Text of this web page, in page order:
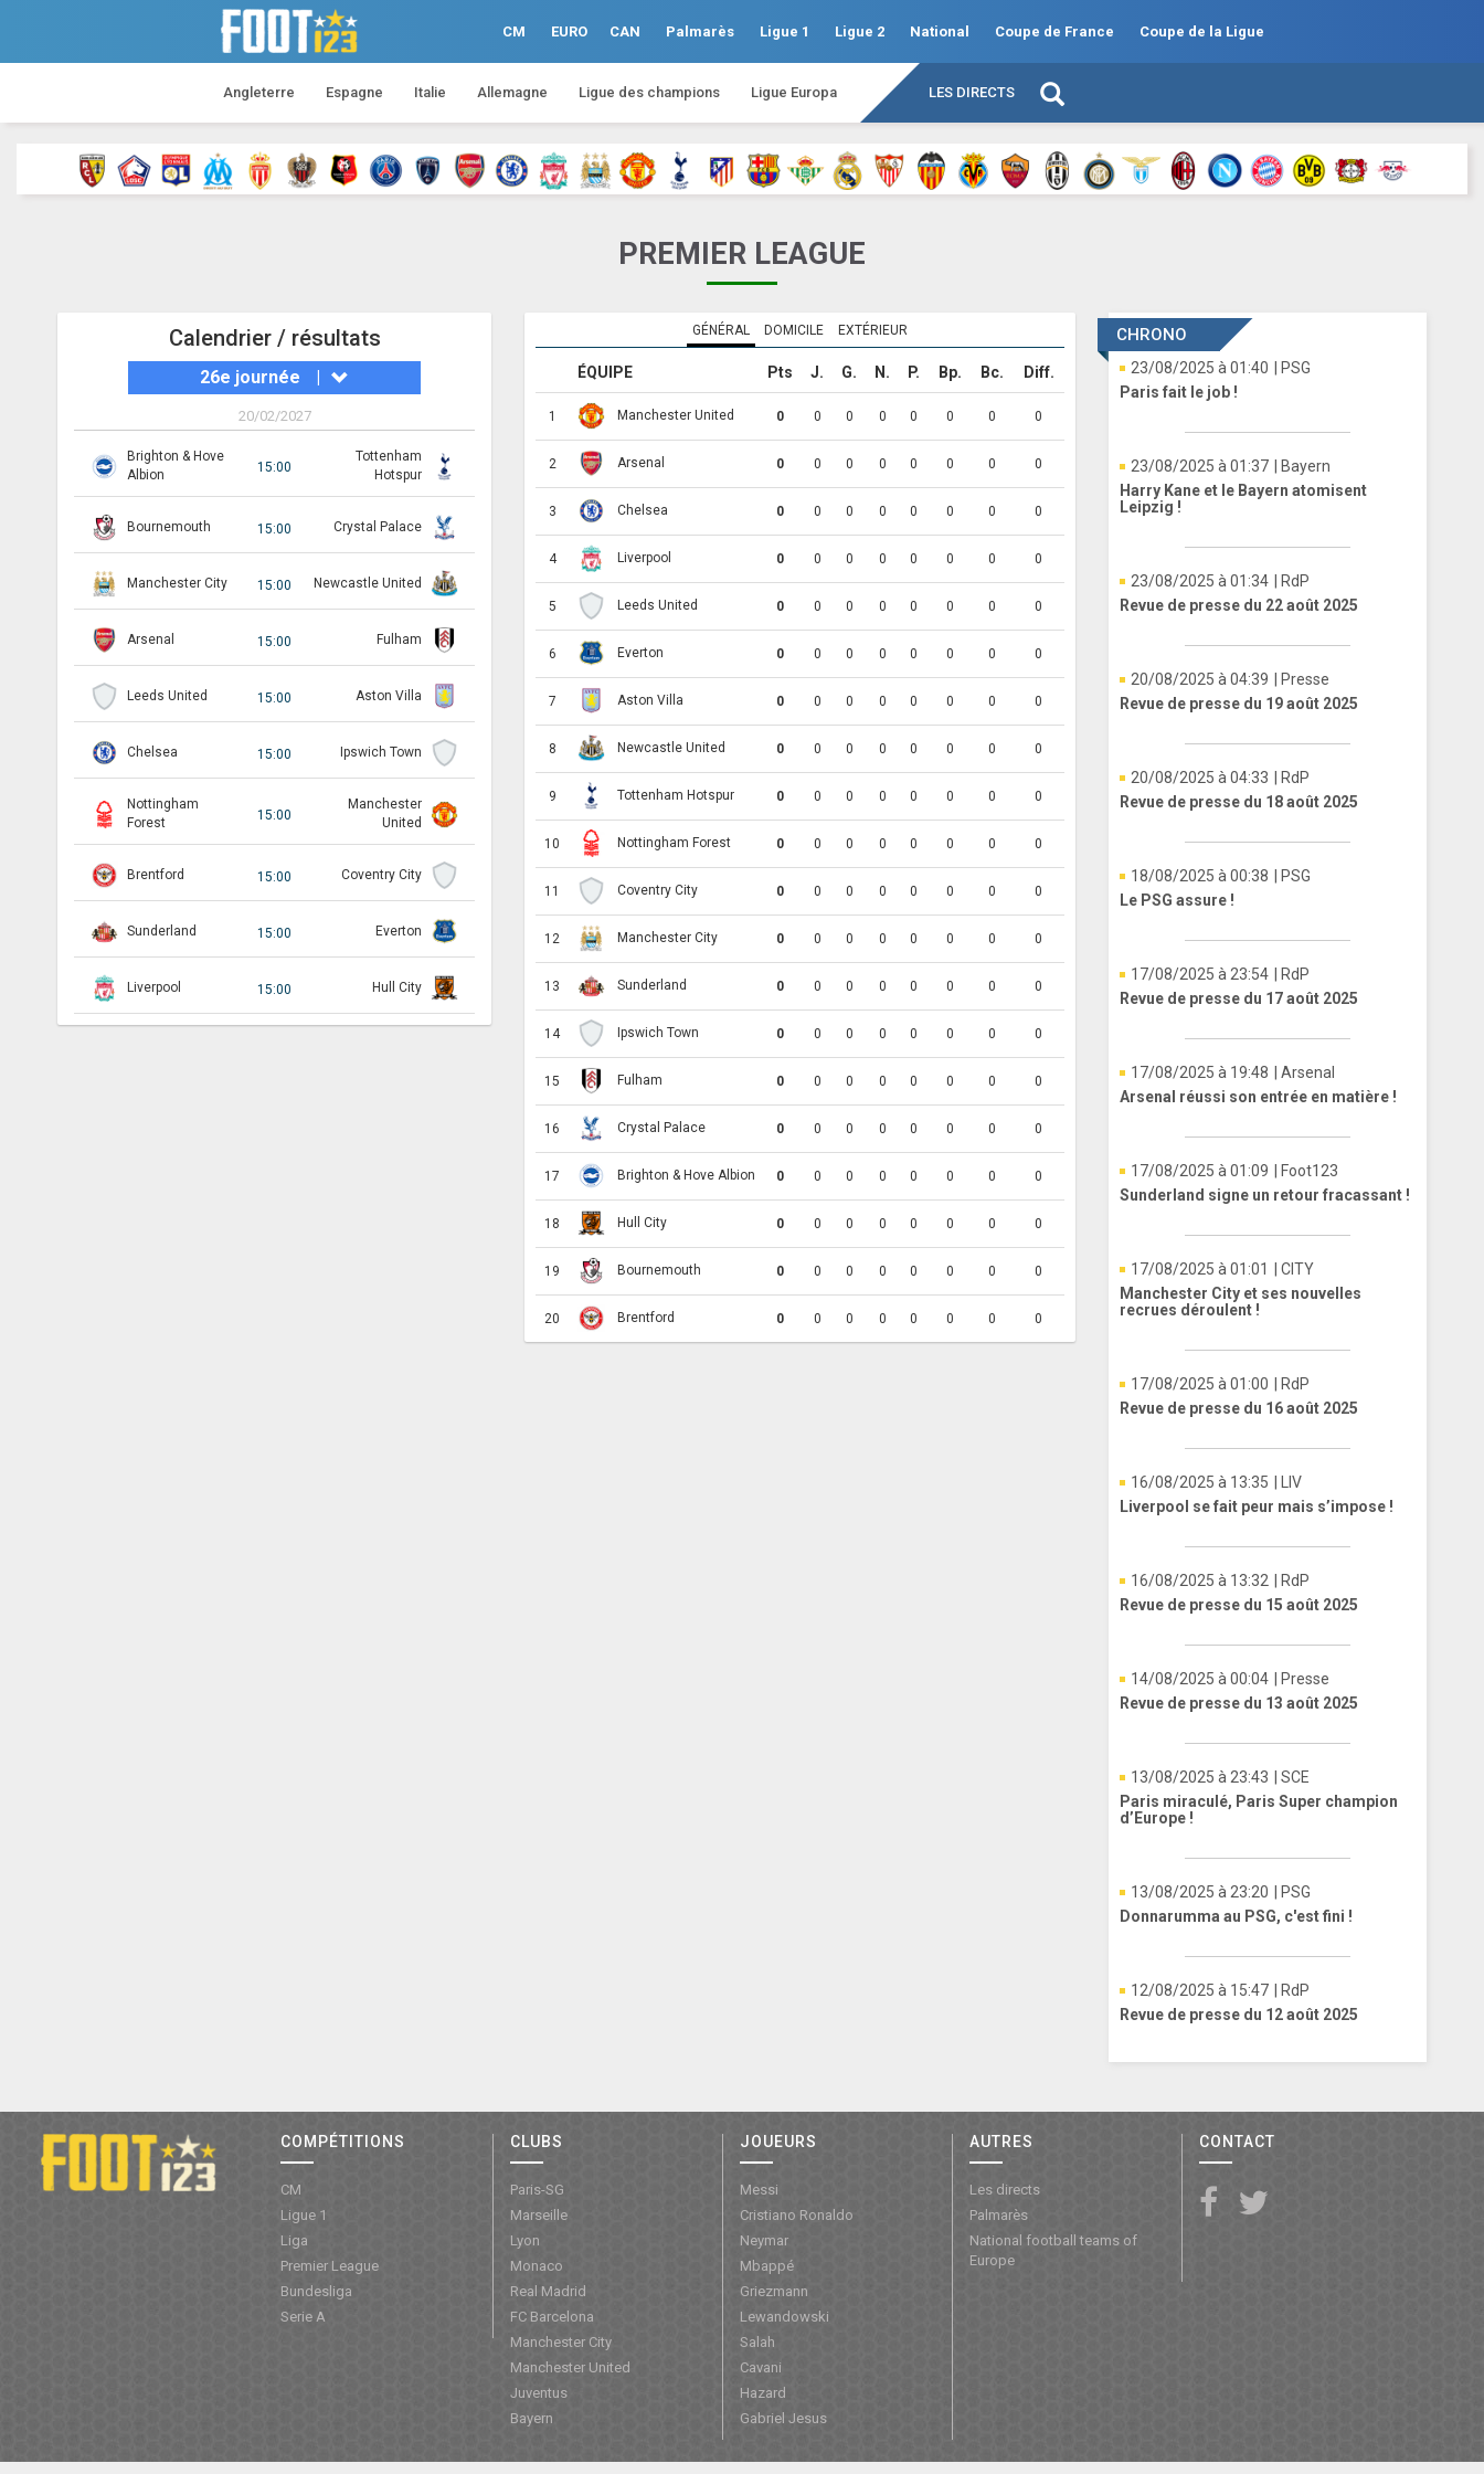
CM EURO CAN Palmarès Ligue 1 Ligue 2 National Coupe de France Coupe de la Ligue
Angleterre Espagne Italie Allemagne Ligue des champions Ligue Europa LES DIRECTS
PREMIER LEAGUE
Calendrier / résultats
26e journée |
20/02/2027
Brighton & Hove
Albion
15:00
Tottenham
Hotspur
Bournemouth 15:00 Crystal Palace
Manchester City 15:00 Newcastle United
Arsenal 15:00 Fulham
Leeds United 15:00 Aston Villa
Chelsea 15:00 Ipswich Town
Nottingham
Forest
15:00
Manchester
United
Brentford 15:00 Coventry City
Sunderland 15:00 Everton
Liverpool 15:00 Hull City
GÉNÉRAL DOMICILE EXTÉRIEUR
ÉQUIPE Pts J. G. N. P. Bp. Bc. Diff.
1 Manchester United 0 0 0 0 0 0 0 0
2 Arsenal 0 0 0 0 0 0 0 0
3 Chelsea 0 0 0 0 0 0 0 0
4 Liverpool 0 0 0 0 0 0 0 0
5 Leeds United 0 0 0 0 0 0 0 0
6 Everton 0 0 0 0 0 0 0 0
7 Aston Villa 0 0 0 0 0 0 0 0
8 Newcastle United 0 0 0 0 0 0 0 0
9 Tottenham Hotspur 0 0 0 0 0 0 0 0
10 Nottingham Forest 0 0 0 0 0 0 0 0
11 Coventry City 0 0 0 0 0 0 0 0
12 Manchester City 0 0 0 0 0 0 0 0
13 Sunderland 0 0 0 0 0 0 0 0
14 Ipswich Town 0 0 0 0 0 0 0 0
15 Fulham 0 0 0 0 0 0 0 0
16 Crystal Palace 0 0 0 0 0 0 0 0
17 Brighton & Hove Albion 0 0 0 0 0 0 0 0
18 Hull City 0 0 0 0 0 0 0 0
19 Bournemouth 0 0 0 0 0 0 0 0
20 Brentford 0 0 0 0 0 0 0 0
CHRONO
23/08/2025 à 01:40
| PSG
Paris fait le job !
23/08/2025 à 01:37
| Bayern
Harry Kane et le Bayern atomisent
Leipzig !
23/08/2025 à 01:34
| RdP
Revue de presse du 22 août 2025
20/08/2025 à 04:39
| Presse
Revue de presse du 19 août 2025
20/08/2025 à 04:33
| RdP
Revue de presse du 18 août 2025
18/08/2025 à 00:38
| PSG
Le PSG assure !
17/08/2025 à 23:54
| RdP
Revue de presse du 17 août 2025
17/08/2025 à 19:48
| Arsenal
Arsenal réussi son entrée en matière !
17/08/2025 à 01:09
| Foot123
Sunderland signe un retour fracassant !
17/08/2025 à 01:01
| CITY
Manchester City et ses nouvelles
recrues déroulent !
17/08/2025 à 01:00
| RdP
Revue de presse du 16 août 2025
16/08/2025 à 13:35
| LIV
Liverpool se fait peur mais s’impose !
16/08/2025 à 13:32
| RdP
Revue de presse du 15 août 2025
14/08/2025 à 00:04
| Presse
Revue de presse du 13 août 2025
13/08/2025 à 23:43
| SCE
Paris miraculé, Paris Super champion
d’Europe !
13/08/2025 à 23:20
| PSG
Donnarumma au PSG, c'est fini !
12/08/2025 à 15:47
| RdP
Revue de presse du 12 août 2025
COMPÉTITIONS
CM
Ligue 1
Liga
Premier League
Bundesliga
Serie A
CLUBS
Paris-SG
Marseille
Lyon
Monaco
Real Madrid
FC Barcelona
Manchester City
Manchester United
Juventus
Bayern
JOUEURS
Messi
Cristiano Ronaldo
Neymar
Mbappé
Griezmann
Lewandowski
Salah
Cavani
Hazard
Gabriel Jesus
AUTRES
Les directs
Palmarès
National football teams of
Europe
CONTACT